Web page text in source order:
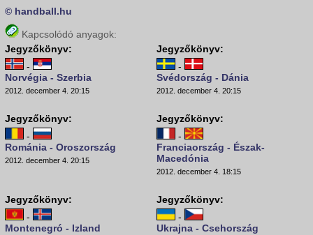
© handball.hu
Kapcsolódó anyagok:
Jegyzőkönyv:
-
Norvégia - Szerbia
2012. december 4. 20:15
Jegyzőkönyv:
-
Svédország - Dánia
2012. december 4. 20:15
Jegyzőkönyv:
-
Románia - Oroszország
2012. december 4. 20:15
Jegyzőkönyv:
-
Franciaország - Észak-
Macedónia
2012. december 4. 18:15
Jegyzőkönyv:
-
Montenegró - Izland
Jegyzőkönyv:
-
Ukrajna - Csehország